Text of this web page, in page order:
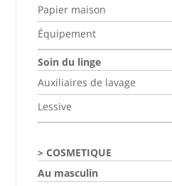
Papier maison
Équipement
Soin du linge
Auxiliaires de lavage
Lessive
COSMETIQUE
Au masculin